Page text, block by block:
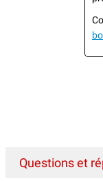
Questions et